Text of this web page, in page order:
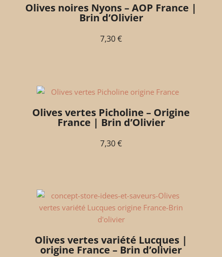
Olives noires Nyons – AOP France |
Brin d’Olivier
7,30€
Olives vertes Picholine – Origine
France | Brin d’Olivier
7,30€
Olives vertes variété Lucques |
origine France – Brin d’olivier